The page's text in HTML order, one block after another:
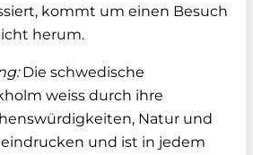
kommt um einen Besuch
herum.
Die schwedische
weiss durch ihre
Natur und
und ist in jedem